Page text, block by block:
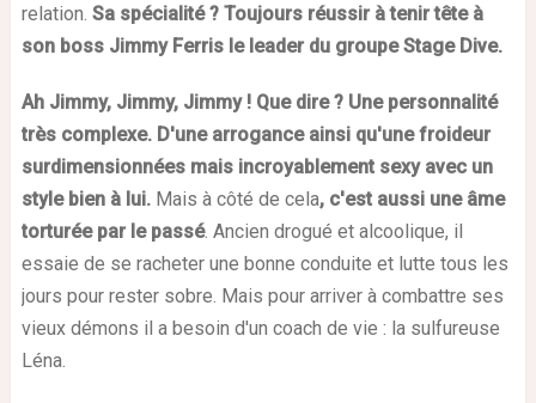
relation. Sa spécialité ? Toujours réussir à tenir tête à
son boss Jimmy Ferris le leader du groupe Stage Dive.
Ah Jimmy, Jimmy, Jimmy ! Que dire ? Une personnalité
très complexe. D'une arrogance ainsi qu'une froideur
surdimensionnées mais incroyablement sexy avec un
style bien à lui.Mais à côté de cela, c'est aussi une âme
torturée par le passé. Ancien drogué et alcoolique, il
essaie de se racheter une bonne conduite et lutte tous les
jours pour rester sobre. Mais pour arriver à combattre ses
vieux démons il a besoin d'un coach de vie : la sulfureuse
Léna.